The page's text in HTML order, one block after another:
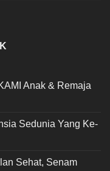
Anak & Remaja
Sedunia Yang Ke-
Sehat, Senam